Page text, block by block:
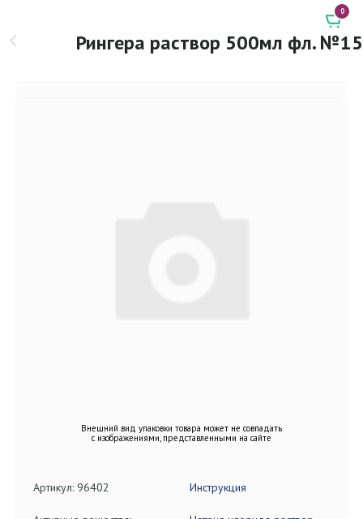
Рингера раствор 500мл фл. №15
0
Внешний вид упаковки товара может не совпадать
с изображениями, представленными на сайте
Артикул: 96402 Инструкция